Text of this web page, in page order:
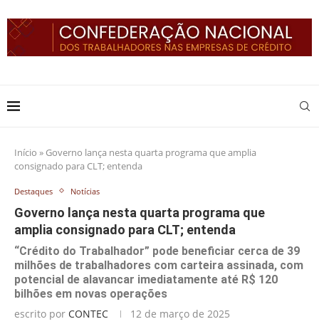
Início » Governo lança nesta quarta programa que amplia
consignado para CLT; entenda
Destaques Notícias
Governo lança nesta quarta programa que
amplia consignado para CLT; entenda
“Crédito do Trabalhador” pode beneficiar cerca de 39
milhões de trabalhadores com carteira assinada, com
potencial de alavancar imediatamente até R$ 120
bilhões em novas operações
escrito por CONTEC 12 de março de 2025